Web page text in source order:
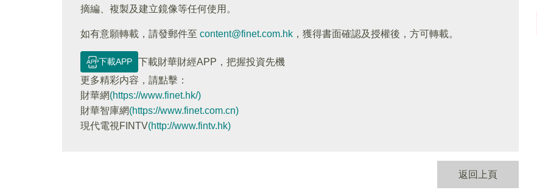
摘編、複製及建立鏡像等任何使用。
如有意願轉載，請發郵件至 content@finet.com.hk ，獲得書面確認及授權後，方可轉載。
下載APP
下載財華財經APP，把握投資先機
更多精彩内容，請點擊：
財華網(https://www.finet.hk/)
財華智庫網(https://www.finet.com.cn)
現代電視FINTV(http://www.fintv.hk)
返回上頁